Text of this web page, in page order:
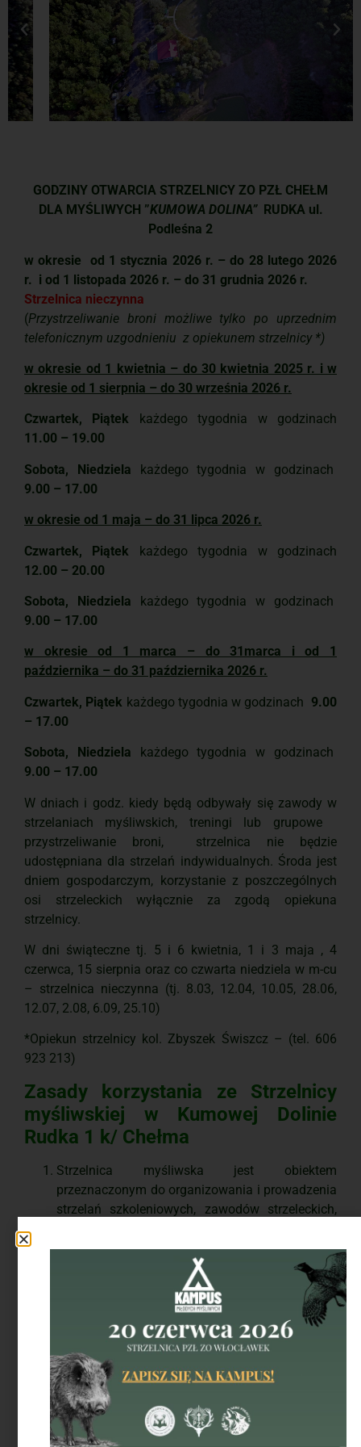
GODZINY OTWARCIA STRZELNICY ZO PZŁ CHEŁM
DLA MYŚLIWYCH ”KUMOWA DOLINA” RUDKA ul.
Podleśna 2
w okresie od 1 stycznia 2026 r. – do 28 lutego 2026
r. i od 1 listopada 2026 r. – do 31 grudnia 2026 r.
Strzelnica nieczynna
(Przystrzeliwanie broni możliwe tylko po uprzednim
telefonicznym uzgodnieniu z opiekunem strzelnicy *)
w okresie od 1 kwietnia – do 30 kwietnia 2025 r. i w
okresie od 1 sierpnia – do 30 września 2026 r.
Czwartek, Piątek
każdego tygodnia w godzinach
11 .00 – 19.00
Sobota, Niedziela każdego tygodnia w godzinach
9.00 – 17.00
w okresie od 1 maja – do 31 lipca 2026 r.
Czwartek, Piątek każdego tygodnia w godzinach
12.00 – 20.00
Sobota, Niedziela każdego tygodnia w godzinach
9.00 – 17.00
w okresie od 1 marca – do 31marca i od 1
października – do 31 października 2026 r.
Czwartek, Piątek każdego tygodnia w godzinach 9.00
– 17.00
Sobota, Niedziela każdego tygodnia w godzinach
9.00 – 17.00
W dniach i godz. kiedy będą odbywały się zawody w
strzelaniach myśliwskich, treningi lub grupowe
przystrzeliwanie broni, strzelnica nie będzie
udostępniana dla strzelań indywidualnych. Środa jest
dniem gospodarczym, korzystanie z poszczególnych
osi strzeleckich wyłącznie za zgodą opiekuna
strzelnicy.
W dni świąteczne tj. 5 i 6 kwietnia, 1 i 3 maja , 4
czerwca, 15 sierpnia oraz co czwarta niedziela w m-cu
– strzelnica nieczynna (tj. 8.03, 12.04, 10.05, 28.06,
12.07, 2.08, 6.09, 25.10)
*Opiekun strzelnicy kol. Zbyszek Świszcz – (tel. 606
923 213)
Zasady korzystania ze Strzelnicy
myśliwskiej w Kumowej Dolinie
Rudka 1 k/ Chełma
Strzelnica myśliwska jest obiektem
przeznaczonym do organizowania i prowadzenia
strzelań szkoleniowych, zawodów strzeleckich,
rekreacyjnych oraz do przystrzeliwania broni.
Pierwszeństwo z korzystania z obiektu strzelnicy
myśliwskiej i Domu Myśliwych Ziemi Chełmskiej
mają miejscowe koła łowieckie. Zainteresowane
koła zgłaszają (pisemnie/email) w terminie od 1
do 15 lutego, a ZO PZŁ w Chełmie uzgadnia
(potwierdza pisemnie/email) termin rezerwacji
strzelnicy do przystrzeliwania broni, org. treningu,
org. zawodów i rezerwacji Domu Myśliwych
Ziemi Chełmskiej.
Uzgodniony termin ( sobota/niedziela) obejmuje